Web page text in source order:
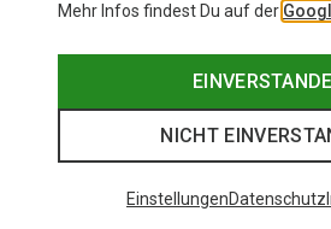
Mehr Infos findest Du auf der
NICHT
EinstellungenDatenschutz